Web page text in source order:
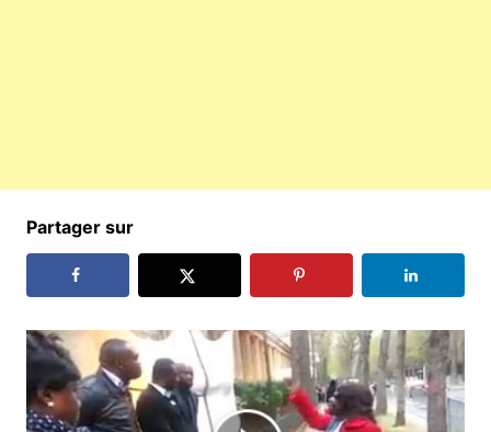
Partager sur